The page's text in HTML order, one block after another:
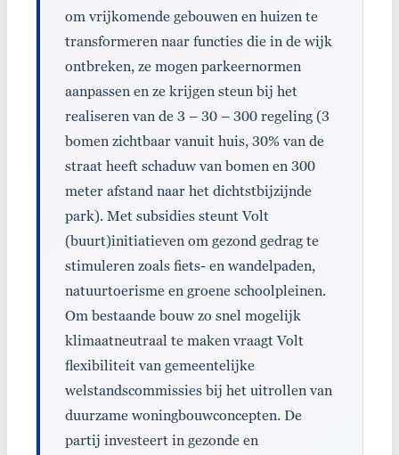
om vrijkomende gebouwen en huizen te
transformeren naar functies die in de wijk
ontbreken, ze mogen parkeernormen
aanpassen en ze krijgen steun bij het
realiseren van de 3 – 30 – 300 regeling (3
bomen zichtbaar vanuit huis, 30% van de
straat heeft schaduw van bomen en 300
meter afstand naar het dichtstbijzijnde
park). Met subsidies steunt Volt
(buurt)initiatieven om gezond gedrag te
stimuleren zoals fiets- en wandelpaden,
natuurtoerisme en groene schoolpleinen.
Om bestaande bouw zo snel mogelijk
klimaatneutraal te maken vraagt Volt
flexibiliteit van gemeentelijke
welstandscommissies bij het uitrollen van
duurzame woningbouwconcepten. De
partij investeert in gezonde en